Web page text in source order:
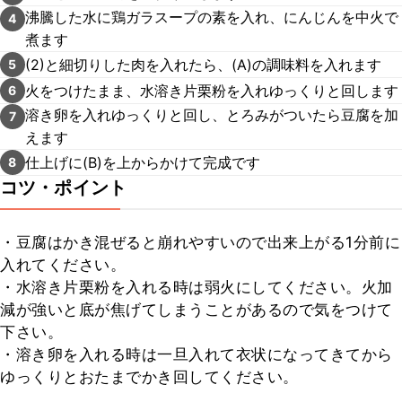
4 沸騰した水に鶏ガラスープの素を入れ、にんじんを中火で
煮ます
5 (2)と細切りした肉を入れたら、(A)の調味料を入れます
6 火をつけたまま、水溶き片栗粉を入れゆっくりと回します
7 溶き卵を入れゆっくりと回し、とろみがついたら豆腐を加
えます
8 仕上げに(B)を上からかけて完成です
コツ・ポイント
・豆腐はかき混ぜると崩れやすいので出来上がる1分前に
入れてください。
・水溶き片栗粉を入れる時は弱火にしてください。火加
減が強いと底が焦げてしまうことがあるので気をつけて
下さい。
・溶き卵を入れる時は一旦入れて衣状になってきてから
ゆっくりとおたまでかき回してください。